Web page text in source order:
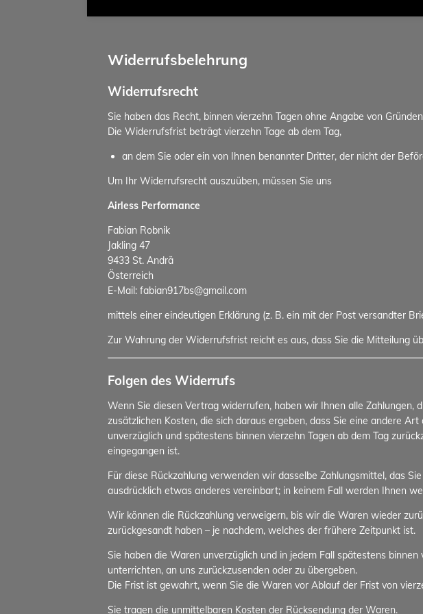
Widerrufsbelehrung
Widerrufsrecht
Sie haben das Recht, binnen vierzehn Tagen ohne Angabe von
Die Widerrufsfrist beträgt vierzehn Tage ab dem Tag,
an dem Sie oder ein von Ihnen benannter Dritter, der nicht der
Um Ihr Widerrufsrecht auszuüben, müssen Sie uns
Airless Performance
Fabian Robnik
Jakling 47
9433 St. Andrä
Österreich
E-Mail: fabian917bs@gmail.com
mittels einer eindeutigen Erklärung (z. B. ein mit der Post versandter
Zur Wahrung der Widerrufsfrist reicht es aus, dass Sie die Mitteilung
Folgen des Widerrufs
Wenn Sie diesen Vertrag widerrufen, haben wir Ihnen alle
zusätzlichen Kosten, die sich daraus ergeben, dass Sie eine andere
unverzüglich und spätestens binnen vierzehn Tagen ab dem Tag
eingegangen ist.
Für diese Rückzahlung verwenden wir dasselbe Zahlungsmittel, das
ausdrücklich etwas anderes vereinbart; in keinem Fall werden Ihnen
Wir können die Rückzahlung verweigern, bis wir die Waren wieder
zurückgesandt haben – je nachdem, welches der frühere Zeitpunkt ist.
Sie haben die Waren unverzüglich und in jedem Fall spätestens
unterrichten, an uns zurückzusenden oder zu übergeben.
Die Frist ist gewahrt, wenn Sie die Waren vor Ablauf der Frist von
Sie tragen die unmittelbaren Kosten der Rücksendung der Waren.